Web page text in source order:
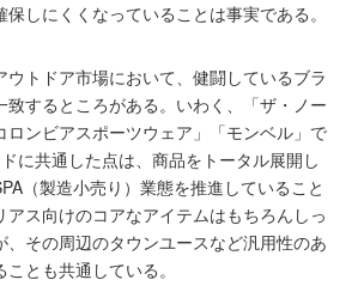
しにくくなっていることは事実である。
ウトドア市場において、健闘しているブラ
致するところがある。いわく、「ザ・ノー
ロンビアスポーツウェア」「モンベル」で
に共通した点は、商品をトータル展開し
（製造小売り）業態を推進していること
アス向けのコアなアイテムはもちろんしっ
、その周辺のタウンユースなど汎用性のあ
とも共通している。